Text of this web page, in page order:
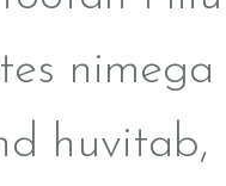
nimega
huvitab,